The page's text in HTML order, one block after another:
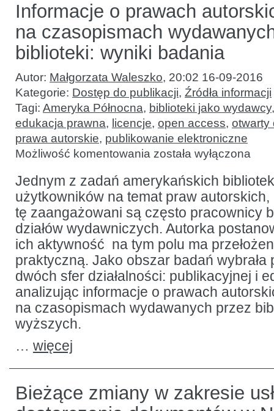
Informacje o prawach
na czasopismach
biblioteki: wyniki badania
Autor: Małgorzata Waleszko, 20:02 16-09-2016
Kategorie: Dostęp do publikacji, Źródła informacji
Tagi: Ameryka Północna, biblioteki jako wydawcy
edukacja prawna, licencje, open access, otwarty
prawa autorskie, publikowanie elektroniczne
Możliwość komentowania Informacje
o prawach
na czasopismach
wydawanych
przez
biblioteki:
wyniki
badania
została wyłączona
Jednym z zadań amerykańskich
użytkowników na temat praw autorskich,
tę zaangażowani są często pracownicy
działów wydawniczych. Autorka
ich aktywność na tym polu ma
praktyczną. Jako obszar badań wybrała
dwóch sfer działalności: publikacyjnej i
analizując informacje o prawach
na czasopismach wydawanych przez
wyższych.
… więcej
Bieżące zmiany w zakresie